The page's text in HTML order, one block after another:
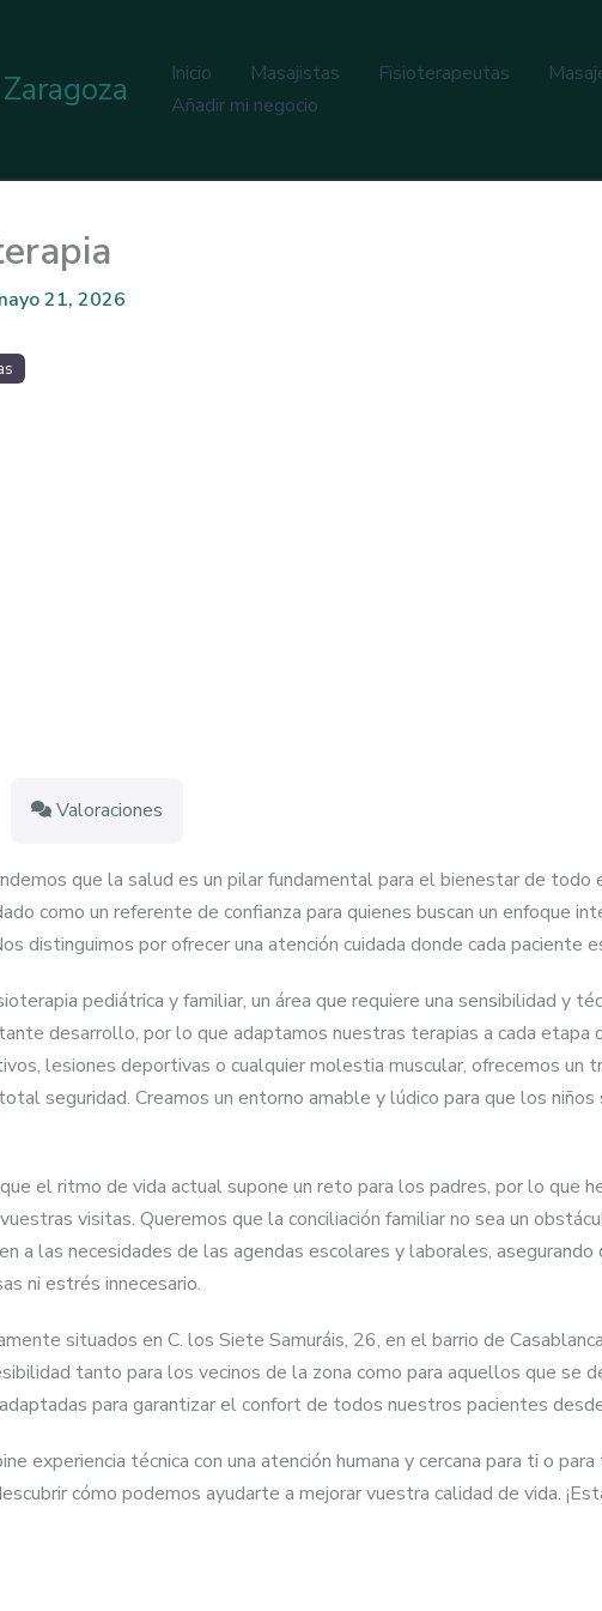
Inicio Masajistas Fisioterapeutas
Añadir mi negocio
21, 2026
Valoraciones
que la salud es un pilar fundamental para el bienestar de todo
como un referente de confianza para quienes buscan un enfoque
distinguimos por ofrecer una atención cuidada donde cada paciente
pediátrica y familiar, un área que requiere una sensibilidad y
desarrollo, por lo que adaptamos nuestras terapias a cada
lesiones deportivas o cualquier molestia muscular, ofrecemos un
seguridad. Creamos un entorno amable y lúdico para que los
el ritmo de vida actual supone un reto para los padres, por lo que
visitas. Queremos que la conciliación familiar no sea un
a las necesidades de las agendas escolares y laborales,
ni estrés innecesario.
situados en C. los Siete Samuráis, 26, en el barrio de
tanto para los vecinos de la zona como para aquellos que se
para garantizar el confort de todos nuestros pacientes
experiencia técnica con una atención humana y cercana para ti o
cómo podemos ayudarte a mejorar vuestra calidad de vida.